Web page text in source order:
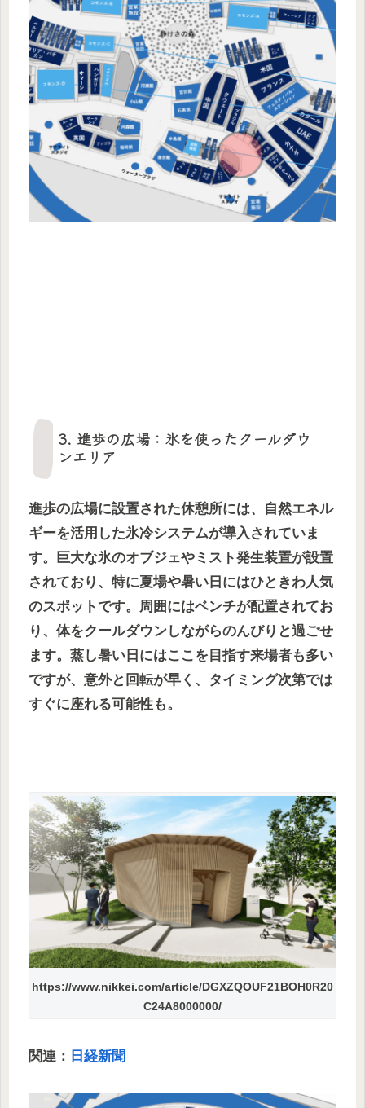
3. 進歩の広場：氷を使ったクールダウ
ンエリア
進歩の広場に設置された休憩所には、自然エネル
ギーを活用した氷冷システムが導入されていま
す。巨大な氷のオブジェやミスト発生装置が設置
されており、特に夏場や暑い日にはひときわ人気
のスポットです。周囲にはベンチが配置されてお
り、体をクールダウンしながらのんびりと過ごせ
ます。蒸し暑い日にはここを目指す来場者も多い
ですが、意外と回転が早く、タイミング次第では
すぐに座れる可能性も。
https://www.nikkei.com/article/DGXZQOUF21BOH0R20
C24A8000000/
関連： 日経新聞